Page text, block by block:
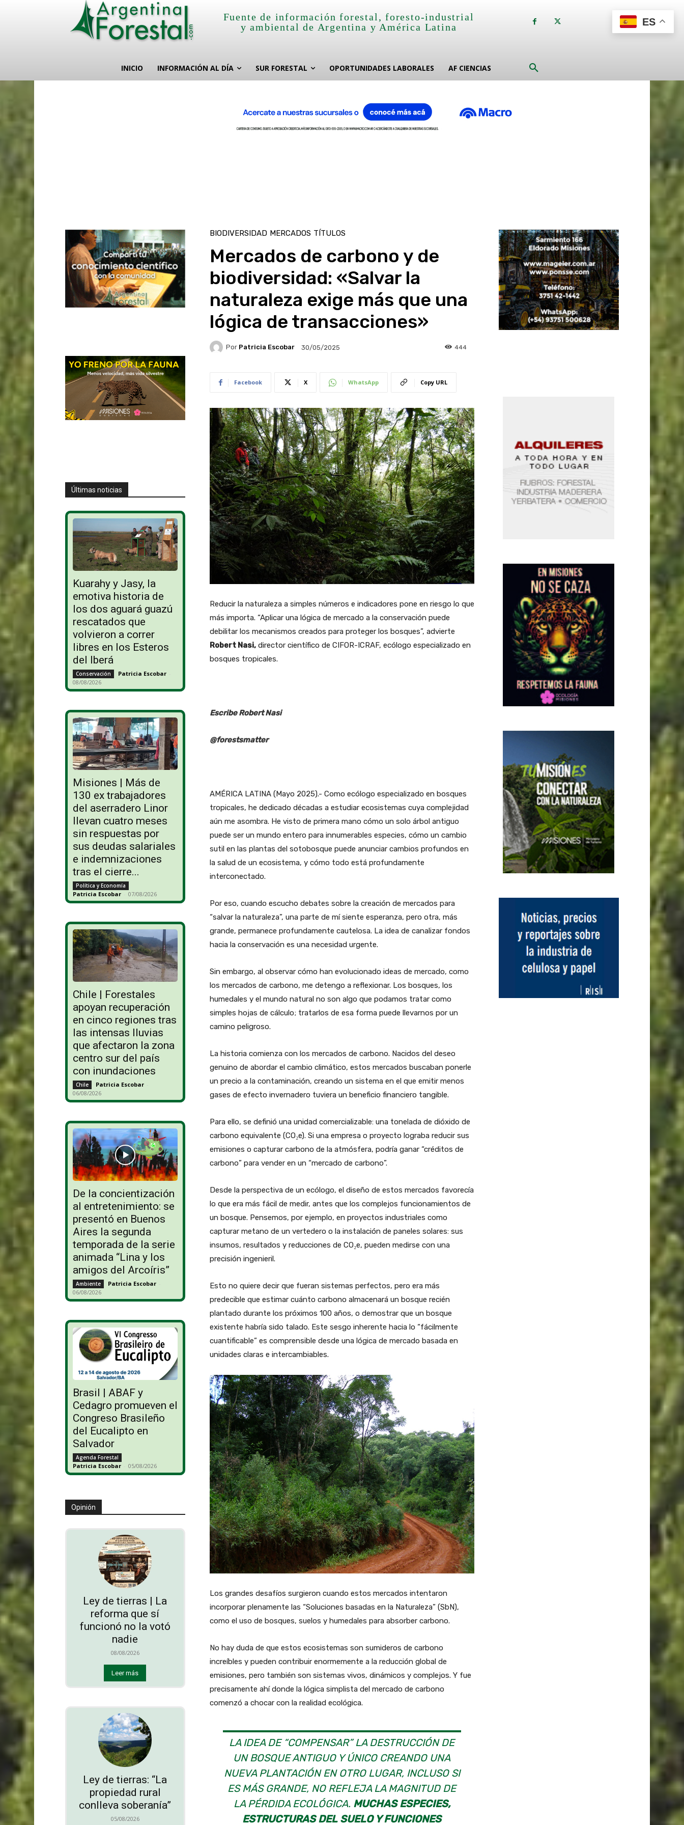
Fuente de información forestal, foresto-industrial
y ambiental de Argentina y América Latina
INICIO INFORMACIÓN AL DÍA SUR FORESTAL OPORTUNIDADES LABORALES AF CIENCIAS
Últimas noticias
Kuarahy y Jasy, la
emotiva historia de
los dos aguará guazú
rescatados que
volvieron a correr
libres en los Esteros
del Iberá
Conservación Patricia Escobar -
08/08/2026
Misiones | Más de
130 ex trabajadores
del aserradero Linor
llevan cuatro meses
sin respuestas por
sus deudas salariales
e indemnizaciones
tras el cierre...
Política y Economía
Patricia Escobar - 07/08/2026
Chile | Forestales
apoyan recuperación
en cinco regiones tras
las intensas lluvias
que afectaron la zona
centro sur del país
con inundaciones
Chile Patricia Escobar -
06/08/2026
De la concientización
al entretenimiento: se
presentó en Buenos
Aires la segunda
temporada de la serie
animada “Lina y los
amigos del Arcoíris”
Ambiente Patricia Escobar -
06/08/2026
Brasil | ABAF y
Cedagro promueven el
Congreso Brasileño
del Eucalipto en
Salvador
Agenda Forestal
Patricia Escobar - 05/08/2026
Opinión
Ley de tierras | La
reforma que sí
funcionó no la votó
nadie
08/08/2026
Leer más
Ley de tierras: “La
propiedad rural
conlleva soberanía”
05/08/2026
BIODIVERSIDAD MERCADOS TÍTULOS
Mercados de carbono y de
biodiversidad: «Salvar la
naturaleza exige más que una
lógica de transacciones»
Por Patricia Escobar 30/05/2025 444
Facebook X WhatsApp Copy URL
Reducir la naturaleza a simples números e indicadores pone en riesgo lo que
más importa. “Aplicar una lógica de mercado a la conservación puede
debilitar los mecanismos creados para proteger los bosques”, advierte
Robert Nasi,director científico de CIFOR-ICRAF, ecólogo especializado en
bosques tropicales.
Escribe Robert Nasi
@forestsmatter
AMÉRICA LATINA (Mayo 2025).- Como ecólogo especializado en bosques
tropicales, he dedicado décadas a estudiar ecosistemas cuya complejidad
aún me asombra. He visto de primera mano cómo un solo árbol antiguo
puede ser un mundo entero para innumerables especies, cómo un cambio
sutil en las plantas del sotobosque puede anunciar cambios profundos en
la salud de un ecosistema, y cómo todo está profundamente
interconectado.
Por eso, cuando escucho debates sobre la creación de mercados para
“salvar la naturaleza”, una parte de mí siente esperanza, pero otra, más
grande, permanece profundamente cautelosa. La idea de canalizar fondos
hacia la conservación es una necesidad urgente.
Sin embargo, al observar cómo han evolucionado ideas de mercado, como
los mercados de carbono, me detengo a reflexionar. Los bosques, los
humedales y el mundo natural no son algo que podamos tratar como
simples hojas de cálculo; tratarlos de esa forma puede llevarnos por un
camino peligroso.
La historia comienza con los mercados de carbono. Nacidos del deseo
genuino de abordar el cambio climático, estos mercados buscaban ponerle
un precio a la contaminación, creando un sistema en el que emitir menos
gases de efecto invernadero tuviera un beneficio financiero tangible.
Para ello, se definió una unidad comercializable: una tonelada de dióxido de
carbono equivalente (CO₂e). Si una empresa o proyecto lograba reducir sus
emisiones o capturar carbono de la atmósfera, podría ganar “créditos de
carbono” para vender en un “mercado de carbono”.
Desde la perspectiva de un ecólogo, el diseño de estos mercados favorecía
lo que era más fácil de medir, antes que los complejos funcionamientos de
un bosque. Pensemos, por ejemplo, en proyectos industriales como
capturar metano de un vertedero o la instalación de paneles solares: sus
insumos, resultados y reducciones de CO₂e, pueden medirse con una
precisión ingenieril.
Esto no quiere decir que fueran sistemas perfectos, pero era más
predecible que estimar cuánto carbono almacenará un bosque recién
plantado durante los próximos 100 años, o demostrar que un bosque
existente habría sido talado. Este sesgo inherente hacia lo “fácilmente
cuantificable” es comprensible desde una lógica de mercado basada en
unidades claras e intercambiables.
Los grandes desafíos surgieron cuando estos mercados intentaron
incorporar plenamente las “Soluciones basadas en la Naturaleza” (SbN),
como el uso de bosques, suelos y humedales para absorber carbono.
No hay duda de que estos ecosistemas son sumideros de carbono
increíbles y pueden contribuir enormemente a la reducción global de
emisiones, pero también son sistemas vivos, dinámicos y complejos. Y fue
precisamente ahí donde la lógica simplista del mercado de carbono
comenzó a chocar con la realidad ecológica.
LA IDEA DE “COMPENSAR” LA DESTRUCCIÓN DE
UN BOSQUE ANTIGUO Y ÚNICO CREANDO UNA
NUEVA PLANTACIÓN EN OTRO LUGAR, INCLUSO SI
ES MÁS GRANDE, NO REFLEJA LA MAGNITUD DE
LA PÉRDIDA ECOLÓGICA. MUCHAS ESPECIES,
ESTRUCTURAS DEL SUELO Y FUNCIONES
ES